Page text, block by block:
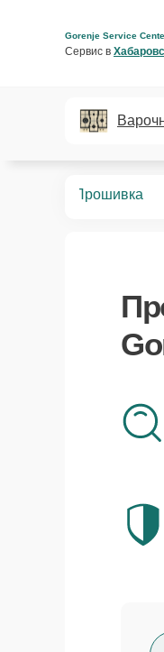
Gorenje Service
Сервис в
Прошивка